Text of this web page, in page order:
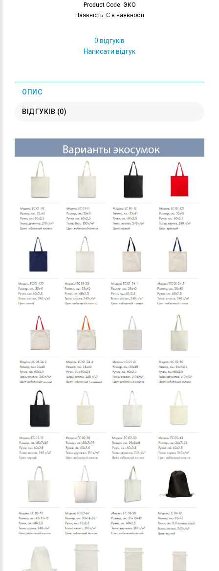
Product Code: ЭКО
Наявність: Є в наявності
0 відгуків
Написати відгук
ОПИС
ВІДГУКІВ (0)